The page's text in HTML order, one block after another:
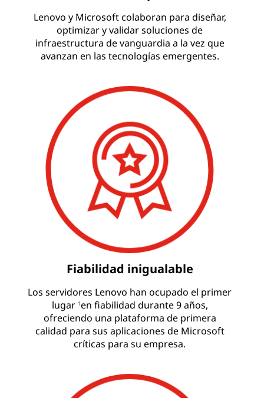
Lenovo y Microsoft colaboran para diseñar,
optimizar y validar soluciones de
infraestructura de vanguardia a la vez que
avanzan en las tecnologías emergentes.
Fiabilidad inigualable
Los servidores Lenovo han ocupado el primer
lugar 1en fiabilidad durante 9 años,
ofreciendo una plataforma de primera
calidad para sus aplicaciones de Microsoft
críticas para su empresa.